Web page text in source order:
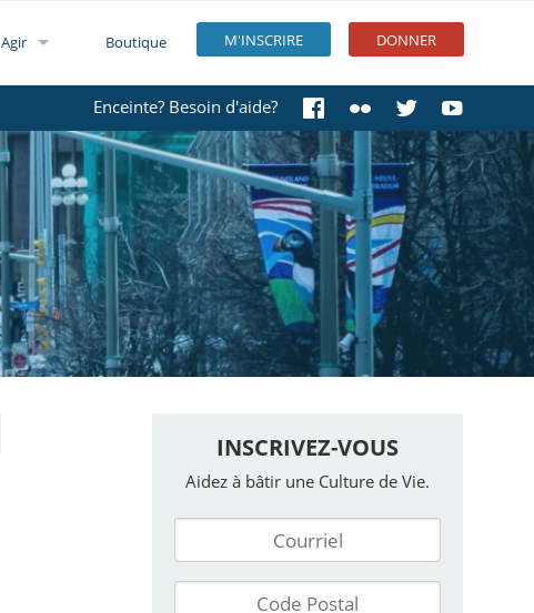
M'INSCRIRE DONNER
Agir Boutique
Enceinte? Besoin d'aide?
INSCRIVEZ-VOUS
Aidez à bâtir une Culture de Vie.